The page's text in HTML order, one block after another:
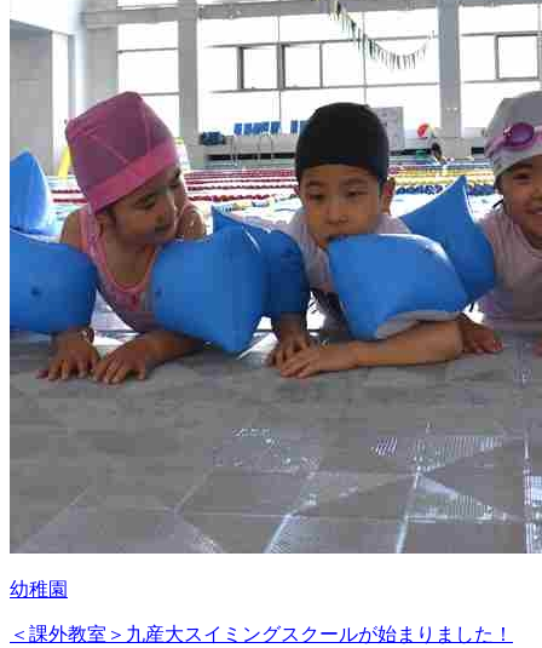
幼稚園
＜課外教室＞九産大スイミングスクールが始まりました！